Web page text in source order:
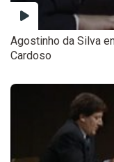
Agostinho da Silva
Cardoso